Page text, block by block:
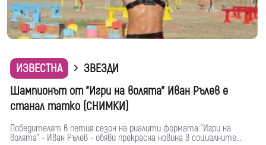
ИЗВЕСТНА
ЗВЕЗДИ
Шампионът от "Игри на волята" Иван Рълев е
станал татко (СНИМКИ)
Победителят в петия сезон на риалити формата "Игри на
волята" - Иван Рълев - обяви прекрасна новина в социалните...